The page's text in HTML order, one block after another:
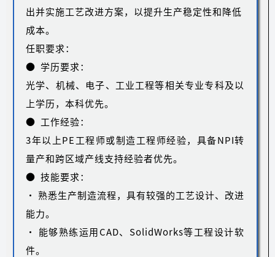
出并实施工艺改进方案，以提升生产稳定性和降低
成本。
任职要求：
● 学历要求：
光学、机械、电子、工业工程等相关专业专科及以
上学历，本科优先。
● 工作经验：
3年以上PE工程师或制造工程师经验，具备NPI转
量产和跨区域产线支持经验者优先。
● 技能要求：
• 熟悉生产制造流程，具有较强的工艺设计、改进
能力。
• 能够熟练运用CAD、SolidWorks等工程设计软
件。